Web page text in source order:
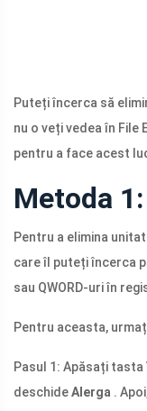
Puteți încerca să
nu o veți vedea în File
pentru a face acest
Metoda
Pentru a elimina
care îl puteți încerca
sau QWORD-uri în
Pentru aceasta,
Pasul 1: Apăsați tasta
deschideAlerga .